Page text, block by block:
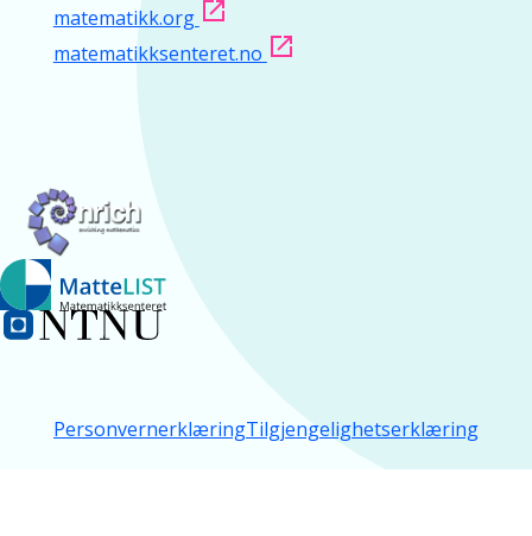
matematikk.org
matematikksenteret.no
PersonvernerklæringTilgjengelighetserklæring